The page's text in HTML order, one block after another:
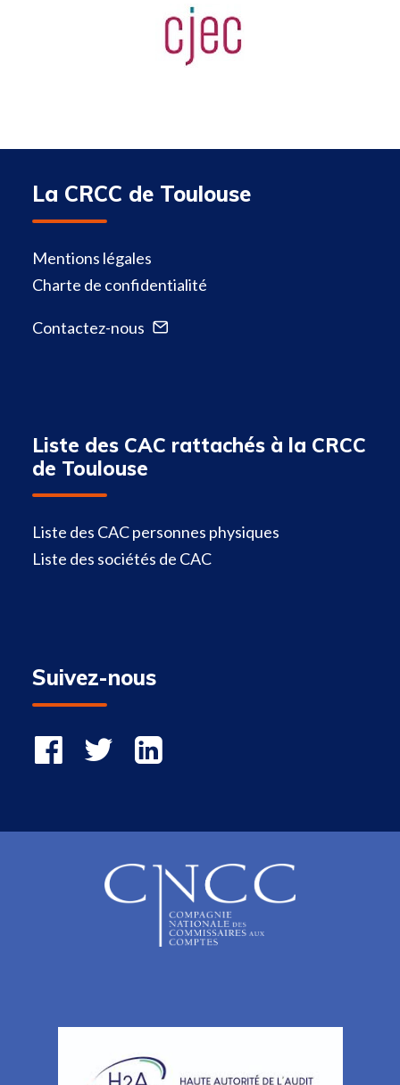
La CRCC de Toulouse
Mentions légales
Charte de confidentialité
Contactez-nous
Liste des CAC rattachés à la CRCC
de Toulouse
Liste des CAC personnes physiques
Liste des sociétés de CAC
Suivez-nous